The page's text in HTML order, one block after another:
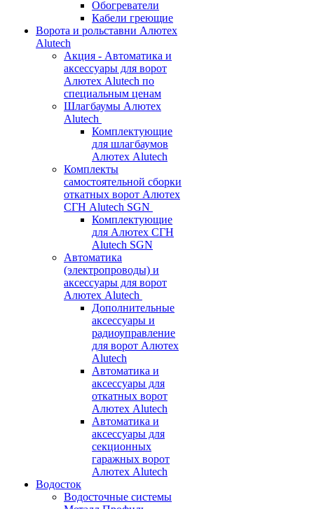
Обогреватели
Кабели греющие
Ворота и рольставни Алютех
Alutech
Акция - Автоматика и
аксессуары для ворот
Алютех Alutech по
специальным ценам
Шлагбаумы Алютех
Alutech
Комплектующие
для шлагбаумов
Алютех Alutech
Комплекты
самостоятельной сборки
откатных ворот Алютех
СГН Alutech SGN
Комплектующие
для Алютех СГН
Alutech SGN
Автоматика
(электропроводы) и
аксессуары для ворот
Алютех Alutech
Дополнительные
аксессуары и
радиоуправление
для ворот Алютех
Alutech
Автоматика и
аксессуары для
откатных ворот
Алютех Alutech
Автоматика и
аксессуары для
секционных
гаражных ворот
Алютех Alutech
Водосток
Водосточные системы